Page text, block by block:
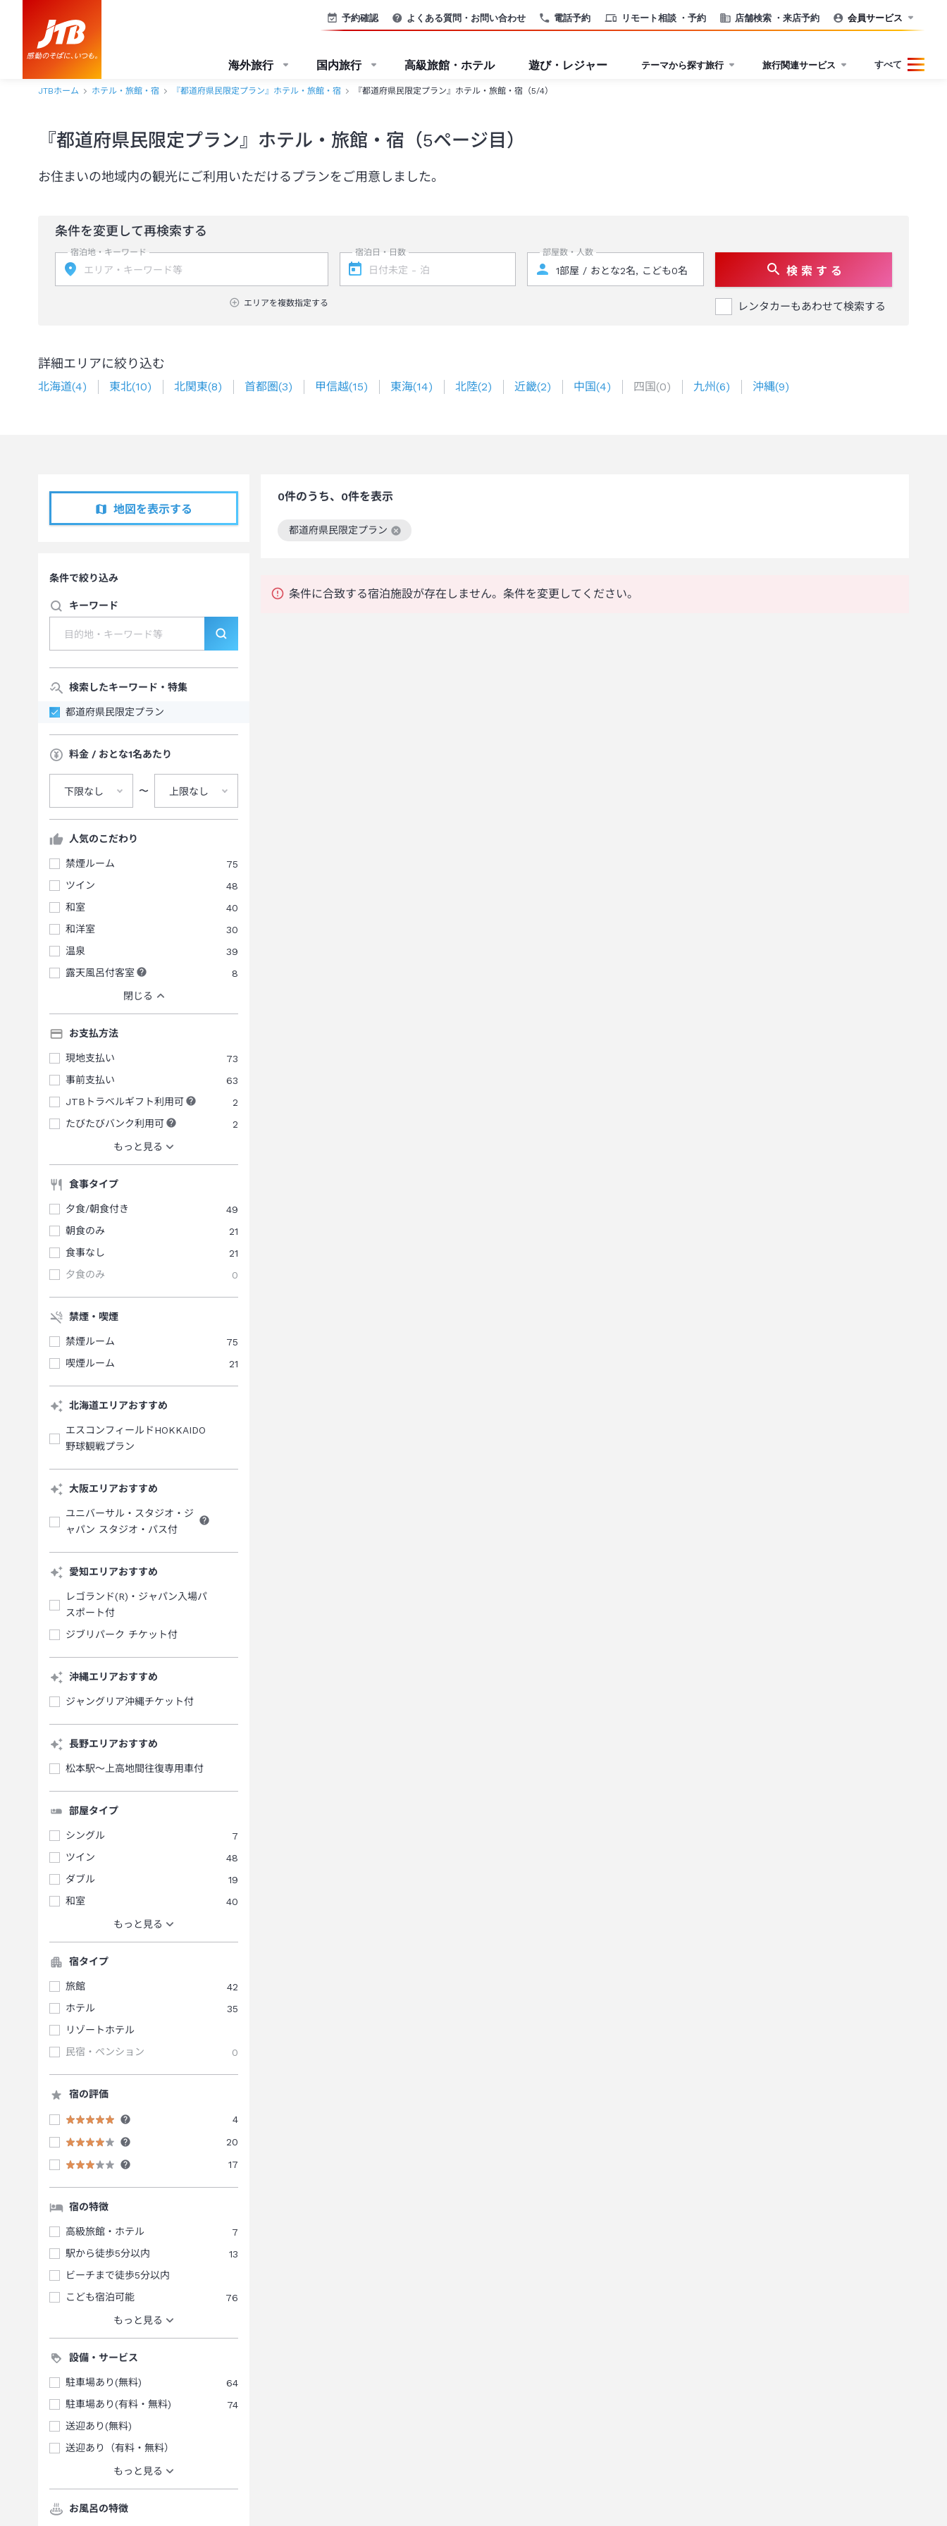
電話予約 リモート相談 ・予約 店舗検索 ・来店予約
予約確認 よくある質問・お問い合わせ 会員サービス
海外旅行 国内旅行 高級旅館・ホテル 遊び・レジャー テーマから探す旅行 旅行関連サービス すべて
JTBホーム ホテル・旅館・宿 『都道府県民限定プラン』ホテル・旅館・宿 『都道府県民限定プラン』ホテル・旅館・宿（5/4）
『都道府県民限定プラン』ホテル・旅館・宿（5ページ目）
お住まいの地域内の観光にご利用いただけるプランをご用意しました。
条件を変更して再検索する
宿泊地・キーワード
エリアを複数指定する
宿泊日・日数 部屋数・人数
検 索 す る
レンタカーもあわせて検索する
詳細エリアに絞り込む
北海道(4) 東北(10) 北関東(8) 首都圏(3) 甲信越(15) 東海(14) 北陸(2) 近畿(2) 中国(4) 四国(0) 九州(6) 沖縄(9)
地図を表示する
条件で絞り込み
キーワード
検索したキーワード・特集
都道府県民限定プラン
料金 / おとな1名あたり
下限なし 〜 上限なし
人気のこだわり
禁煙ルーム
75
ツイン
48
和室
40
和洋室
30
温泉
39
露天風呂付客室
8
閉じる
お支払方法
現地支払い
73
事前支払い
63
JTBトラベルギフト利用可
2
たびたびバンク利用可
2
もっと見る
食事タイプ
夕食/朝食付き
49
朝食のみ
21
食事なし
21
夕食のみ
0
禁煙・喫煙
禁煙ルーム
75
喫煙ルーム
21
北海道エリアおすすめ
エスコンフィールドHOKKAIDO
野球観戦プラン
大阪エリアおすすめ
ユニバーサル・スタジオ・ジ
ャパン スタジオ・パス付
愛知エリアおすすめ
レゴランド(R)・ジャパン入場パ
スポート付
ジブリパーク チケット付
沖縄エリアおすすめ
ジャングリア沖縄チケット付
長野エリアおすすめ
松本駅～上高地間往復専用車付
部屋タイプ
シングル
7
ツイン
48
ダブル
19
和室
40
もっと見る
宿タイプ
旅館
42
ホテル
35
リゾートホテル
民宿・ペンション
0
宿の評価
4
20
17
宿の特徴
高級旅館・ホテル
7
駅から徒歩5分以内
13
ビーチまで徒歩5分以内
こども宿泊可能
76
もっと見る
設備・サービス
駐車場あり(無料)
64
駐車場あり(有料・無料)
74
送迎あり(無料)
送迎あり（有料・無料）
もっと見る
お風呂の特徴
0件のうち、0件を表示
都道府県民限定プラン
この絞り込み条件を解除
条件に合致する宿泊施設が存在しません。条件を変更してください。